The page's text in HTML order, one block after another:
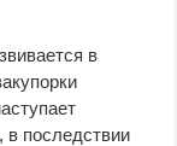
в
в последствии